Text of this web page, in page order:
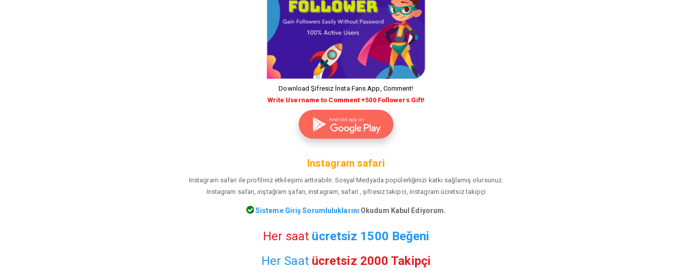
Download Şifresiz İnsta Fans App, Comment!
Write Username to Comment +500 Followers Gift!
Instagram safari
Instagram safari ile profiliniz etkileşimi arttırabilir. Sosyal Medyada popülerliğinizi katkı sağlamış olursunuz.
Instagram safari, ınştağram şafarı, instagram, safari , şifresiz takipci, instagram ücretsiz takipçi
Sisteme Giriş Sorumluluklarını Okudum Kabul Ediyorum.
Her saat ücretsiz 1500 Beğeni
Her Saat ücretsiz 2000 Takipçi